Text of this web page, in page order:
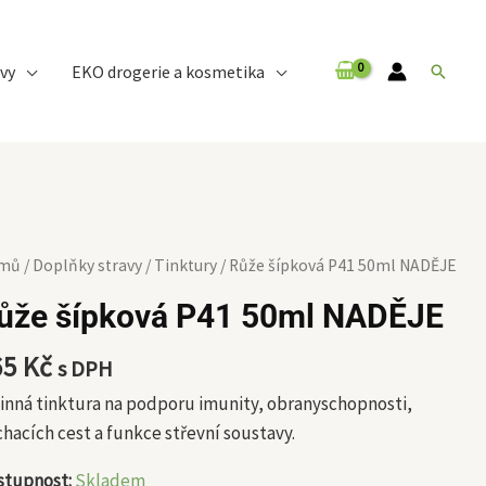
EKO drogerie a kosmetika Hledat
/ Doplňky stravy/ Tinktury/ Růže šípková P41 50ml NADĚJE
šípková P41 50ml NADĚJE
Kčs DPH
tinktura na podporu imunity, obranyschopnosti,
cest a funkce střevní soustavy.
Skladem